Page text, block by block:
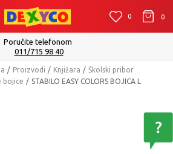
0 0 0
Poručite telefonom
011/715 98 40
Proizvodi Knjižara
Školski pribor
bojice STABILO EASY COLORS BOJICA L